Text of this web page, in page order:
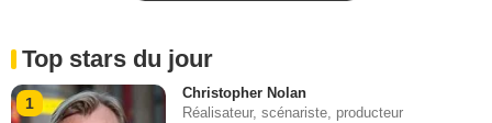
Top stars du jour
1
Christopher Nolan
Réalisateur, scénariste, producteur